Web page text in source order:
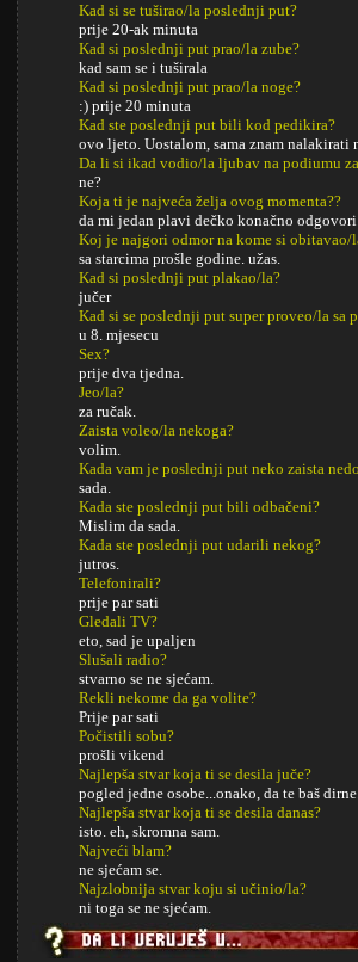
Kad si se tuširao/la poslednji put?
prije 20-ak minuta
Kad si poslednji put prao/la zube?
kad sam se i tuširala
Kad si poslednji put prao/la noge?
:) prije 20 minuta
Kad ste poslednji put bili kod pedikira?
ovo ljeto. Uostalom, sama znam nalakirati
Da li si ikad vodio/la ljubav na podiumu
ne?
Koja ti je najveća želja ovog momenta??
da mi jedan plavi dečko konačno
Koj je najgori odmor na kome si obitavao/
sa starcima prošle godine. užas.
Kad si poslednji put plakao/la?
jučer
Kad si se poslednji put super proveo/la sa
u 8. mjesecu
Sex?
prije dva tjedna.
Jeo/la?
za ručak.
Zaista voleo/la nekoga?
volim.
Kada vam je poslednji put neko zaista
sada.
Kada ste poslednji put bili odbačeni?
Mislim da sada.
Kada ste poslednji put udarili nekog?
jutros.
Telefonirali?
prije par sati
Gledali TV?
eto, sad je upaljen
Slušali radio?
stvarno se ne sjećam.
Rekli nekome da ga volite?
Prije par sati
Počistili sobu?
prošli vikend
Najlepša stvar koja ti se desila juče?
pogled jedne osobe...onako, da te baš
Najlepša stvar koja ti se desila danas?
isto. eh, skromna sam.
Najveći blam?
ne sjećam se.
Najzlobnija stvar koju si učinio/la?
ni toga se ne sjećam.